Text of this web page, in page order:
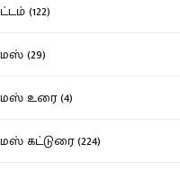
(122)
(29)
உரை (4)
கட்டுரை (224)